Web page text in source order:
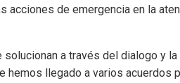
acciones de emergencia en la
solucionan a través del dialogo y
hemos llegado a varios